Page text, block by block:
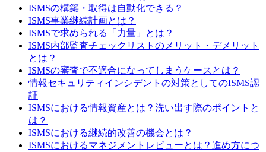
ISMSの構築・取得は自動化できる？
ISMS事業継続計画とは？
ISMSで求められる「力量」とは？
ISMS内部監査チェックリストのメリット・デメリット
とは？
ISMSの審査で不適合になってしまうケースとは？
情報セキュリティインシデントの対策としてのISMS認
証
ISMSにおける情報資産とは？洗い出す際のポイントと
は？
ISMSにおける継続的改善の機会とは？
ISMSにおけるマネジメントレビューとは？進め方につ